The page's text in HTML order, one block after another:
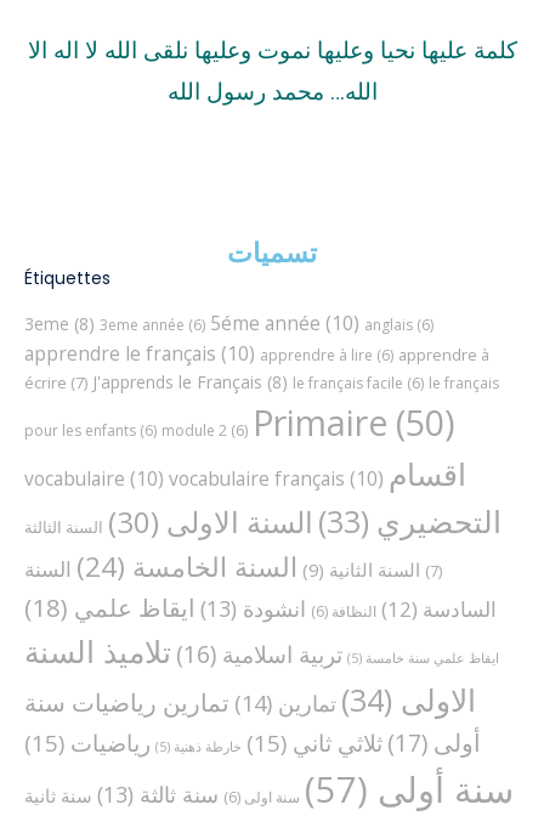
كلمة عليها نحيا وعليها نموت وعليها نلقى الله لا اله الا
الله… محمد رسول الله
تسميات
Étiquettes
3eme (8) 3eme année (6) 5éme année (10) anglais (6)
apprendre le français (10) apprendre à lire (6) apprendre à
écrire (7) J'apprends le Français (8) le français facile (6) le français
pour les enfants (6) module 2 (6) Primaire (50)
vocabulaire (10) vocabulaire français (10) اقسام
التحضيري (33) السنة الاولى (30)
السنة الثالثة
(7)
السنة الثانية (9) السنة الخامسة (24)
السنة
السادسة (12) النظافة (6) انشودة (13) ايقاظ علمي (18)
ايقاظ علمي سنة خامسة (5) تربية اسلامية (16)
تلاميذ السنة
الاولى (34) تمارين (14)
تمارين رياضيات سنة
أولى (17) ثلاثي ثاني (15) خارطة ذهنية (5) رياضيات (15)
سنة أولى (57) سنة اولى (6) سنة ثالثة (13)
سنة ثانية